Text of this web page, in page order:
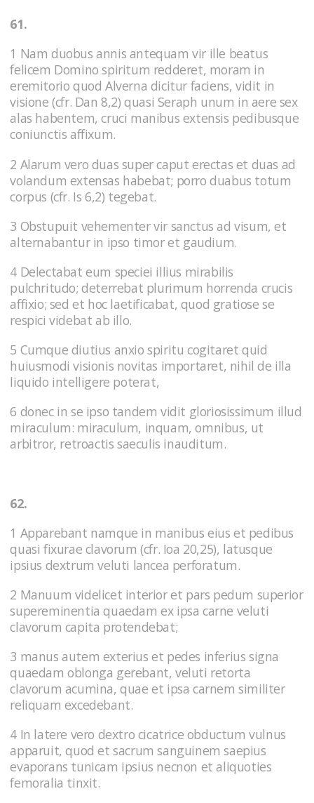
61.
1 Nam duobus annis antequam vir ille beatus
felicem Domino spiritum redderet, moram in
eremitorio quod Alverna dicitur faciens, vidit in
visione (cfr. Dan 8,2) quasi Seraph unum in aere sex
alas habentem, cruci manibus extensis pedibusque
coniunctis affixum.
2 Alarum vero duas super caput erectas et duas ad
volandum extensas habebat; porro duabus totum
corpus (cfr. Is 6,2) tegebat.
3 Obstupuit vehementer vir sanctus ad visum, et
alternabantur in ipso timor et gaudium.
4 Delectabat eum speciei illius mirabilis
pulchritudo; deterrebat plurimum horrenda crucis
affixio; sed et hoc laetificabat, quod gratiose se
respici videbat ab illo.
5 Cumque diutius anxio spiritu cogitaret quid
huiusmodi visionis novitas importaret, nihil de illa
liquido intelligere poterat,
6 donec in se ipso tandem vidit gloriosissimum illud
miraculum: miraculum, inquam, omnibus, ut
arbitror, retroactis saeculis inauditum.
62.
1 Apparebant namque in manibus eius et pedibus
quasi fixurae clavorum (cfr. Ioa 20,25), latusque
ipsius dextrum veluti lancea perforatum.
2 Manuum videlicet interior et pars pedum superior
supereminentia quaedam ex ipsa carne veluti
clavorum capita protendebat;
3 manus autem exterius et pedes inferius signa
quaedam oblonga gerebant, veluti retorta
clavorum acumina, quae et ipsa carnem similiter
reliquam excedebant.
4 In latere vero dextro cicatrice obductum vulnus
apparuit, quod et sacrum sanguinem saepius
evaporans tunicam ipsius necnon et aliquoties
femoralia tinxit.